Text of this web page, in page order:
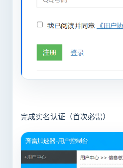
完成实名认证（首次必需）